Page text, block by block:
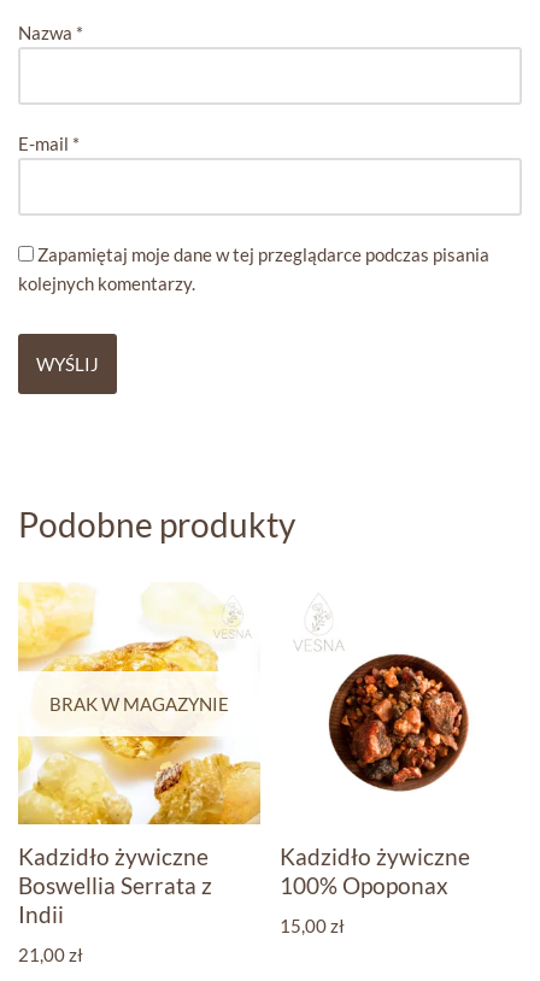
Nazwa *
E-mail *
Zapamiętaj moje dane w tej przeglądarce podczas pisania
kolejnych komentarzy.
Podobne produkty
BRAK W MAGAZYNIE
Kadzidło żywiczne
Boswellia Serrata z
Indii
21,00zł
Kadzidło żywiczne
100% Opoponax
15,00zł